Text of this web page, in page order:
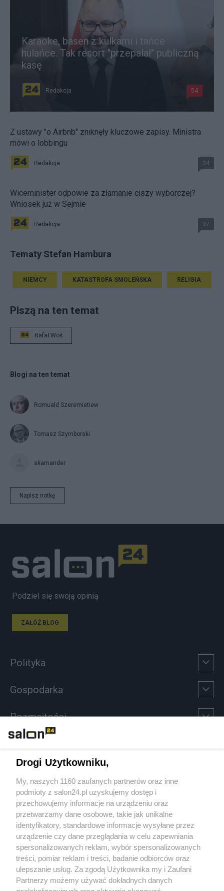
Karaoke, basen z kulkami i tańce
hulańce. Tak resort "przepalał" publiczną
kasę
Redakcja 54
Z ustawy "o Airbnb" zniknęły kluczowe zapisy. Ministra
mówi o lobbingu
Redakcja 34
Wiceminister odpowie za złamanie ciszy wyborczej?
Wniosek już w Sejmie
Redakcja 37
Tematy Stefan Hambura
NIEMCY KATASTROFA SMOLEŃSKA RELIGIA
Piszą na ten temat
Rafał Woś
Blogi na ten temat
Romuald Szeremietiew
Tomasz Szymborski
skamander
Napisz notkę
Podziel się swoją opinią
ZAŁÓŻ BLOG
Polityka
Gospodarka
Rozmaitości
Sport
Społeczeństwo
Kultura
X Facebook Instagram Youtube
Drogi Użytkowniku,
My, naszych 1160 zaufanych partnerów oraz inne
podmioty z salon24.pl uzyskujemy dostęp i
przechowujemy informacje na urządzeniu oraz
przetwarzamy dane osobowe, takie jak unikalne
identyfikatory, standardowe informacje wysyłane przez
urządzenie czy dane przeglądania w celu zapewniania
spersonalizowanych reklam, wybór spersonalizowanych
treści, pomiar reklam i treści, badanie odbiorców oraz
ulepszanie usług. Za zgodą Użytkownika my i Zaufani
Partnerzy możemy używać dokładnych danych